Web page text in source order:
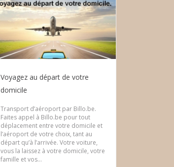
Voyagez au départ de votre
domicile
Transport d’aéroport par Billo.be.
Faites appel à Billo.be pour tout
déplacement entre votre domicile et
l’aéroport de votre choix, tant au
départ qu’à l’arrivée. Votre voiture,
vous la laissez à votre domicile, votre
famille et vos...